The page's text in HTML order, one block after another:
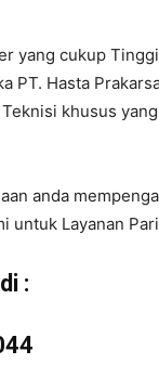
yang cukup
PT. Hasta
khusus
anda
untuk Layanan
: